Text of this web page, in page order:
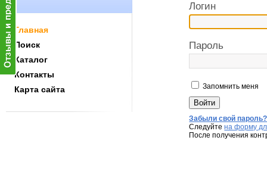
Главная
Поиск
Каталог
Контакты
Карта сайта
Логин
Пароль
Запомнить меня
Забыли свой пароль?
Следуйтена форму
После получения